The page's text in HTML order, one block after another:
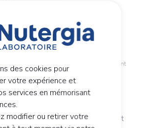
aux muqueuses
des souches
de bactéries par gélule
produits finis par un laboratoire indépendant
distingue par lasélection
de lactobacilles et
documentées scientifiquement
des cookies pour
votre expérience et
services en mémorisant
modifier ou retirer votre